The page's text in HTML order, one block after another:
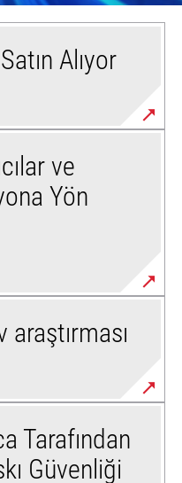
Alıyor
ve
Yön
Tarafından
Güvenliği